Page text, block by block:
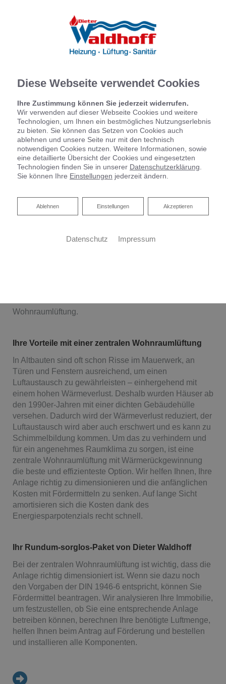
Zentrale Wohnraumlüftung
Ihr Wohlfühlklima - jederzeit
Wohnraumlüftung.
Ihre Vorteile mit einer zentralen Wohnraumlüftung
In Altbauten sind oft schon Risse im Mauerwerk, an
Türen und Fenstern ausreichend, um einen
Luftaustausch zu gewährleisten – einhergehend mit
einem hohen Wärmeverlust. Deshalb wurden Häuser ab
den 1990er-Jahren mit einer dichten Gebäudehülle
versehen. Dadurch wird der Wärmeverlust reduziert, der
Luftaustausch wird aber auch erschwert und es kann zu
Schimmelbildung kommen. Um das zu verhindern und
für ein angenehmes Raumklima zu sorgen, ist eine
zentrale Wohnraumlüftung mit Wärmerückgewinnung
die beste und effizienteste Option. Wir helfen Ihnen, Ihre
Anlage richtig zu dimensionieren und die anfänglichen
Kosten mit Fördermitteln zu senken. Auf lange Sicht
amortisieren sich die Kosten dank des
Energiesparpotenzials recht schnell.
Ihr Rundum-sorglos-Paket von Dieter Waldhoff
Bei der zentralen Wohnraumlüftung ist wichtig, dass die
Anlage richtig dimensioniert ist. Wenn sie dazu noch
den Vorgaben der DIN 1946-6 entspricht, können Sie
Fördermittel beantragen. Wir analysieren Ihre Immobilie,
um festzustellen, ob Sie eine entsprechende Anlage
betreiben können, berechnen Ihre benötigte Luftmenge,
helfen Ihnen beim Antrag auf Förderung und bestellen
und installieren alle Komponenten.
Diese Webseite verwendet Cookies
Ihre Zustimmung können Sie jederzeit widerrufen.
Wir verwenden auf dieser Webseite Cookies und weitere
Technologien, um Ihnen ein bestmögliches Nutzungserlebnis
zu bieten. Sie können das Setzen von Cookies auch
ablehnen und unsere Seite nur mit den technisch
notwendigen Cookies nutzen. Weitere Informationen, sowie
eine detaillierte Übersicht der Cookies und eingesetzten
Technologien finden Sie in unserer Datenschutzerklärung
Sie können Ihre Einstellungen jederzeit ändern.
Akzeptieren
Einstellungen
Ablehnen
Ablehnen
Datenschutz Impressum